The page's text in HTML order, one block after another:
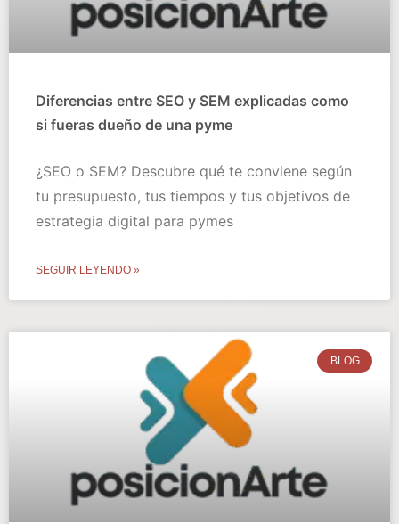
Diferencias entre SEO y SEM explicadas como
si fueras dueño de una pyme
¿SEO o SEM? Descubre qué te conviene según
tu presupuesto, tus tiempos y tus objetivos de
estrategia digital para pymes
SEGUIR LEYENDO »
BLOG